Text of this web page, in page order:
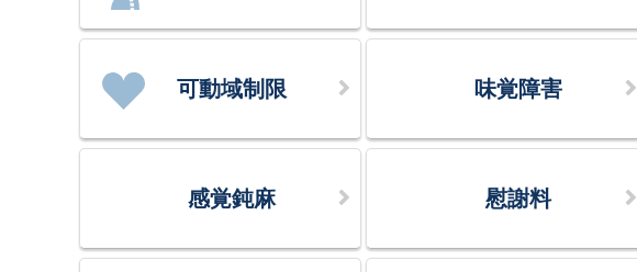
可動域制限 味覚障害
感覚鈍麻 慰謝料